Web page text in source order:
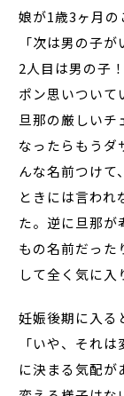
娘が1歳3ヶ月の
「次は男の子
2人目は男の子
ポン思いついて
旦那の厳しい
なったらもうダ
んな名前つけて
ときには言われ
た。逆に旦那が
もの名前だった
して全く気に入
妊娠後期に入る
「いや、それ
に決まる気配が